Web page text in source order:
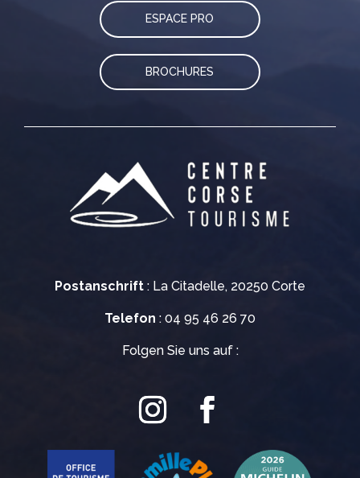
Postanschrift : La Citadelle, 20250 Corte
Telefon : 04 95 46 26 70
Folgen Sie uns auf :
ESPACE PRO
BROCHURES